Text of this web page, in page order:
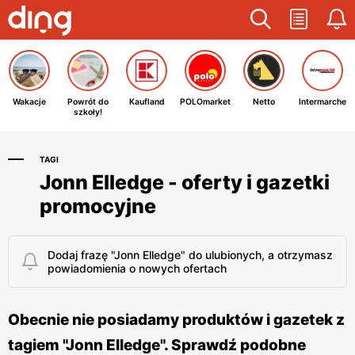
Wakacje
Powrót do
szkoły!
Kaufland POLOmarket Netto Intermarche
TAGI
Jonn Elledge - oferty i gazetki
promocyjne
Dodaj frazę "Jonn Elledge" do ulubionych, a otrzymasz
powiadomienia o nowych ofertach
Obecnie nie posiadamy produktów i gazetek z
tagiem "Jonn Elledge". Sprawdź podobne